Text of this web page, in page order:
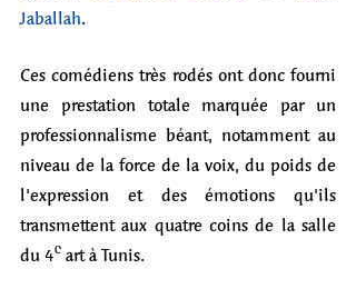
Jaballah.
Ces comédiens très rodés ont donc fourni
une prestation totale marquée par un
professionnalisme béant, notamment au
niveau de la force de la voix, du poids de
l'expression et des émotions qu'ils
transmettent aux quatre coins de la salle
du 4ᵉ art à Tunis.